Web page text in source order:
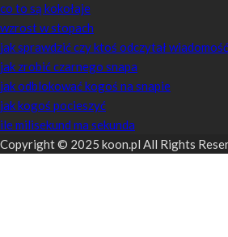
co to są kokołaje
wzrost w stopach
jak sprawdzić czy ktoś odczytał
jak zrobić czarnego snapa
jak odblokować kogoś na snapie
jak kogoś pocieszyć
ile milisekund ma sekunda
Copyright © 2025 koon.pl All Rights